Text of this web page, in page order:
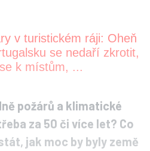
v turistickém ráji: Oheň
se nedaří zkrotit,
k místům, ...
požárů a klimatické
za 50 či více let? Co
jak moc by byly země